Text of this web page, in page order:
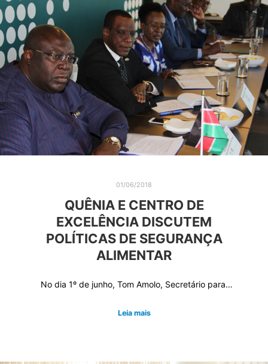
01/06/2018
QUÊNIA E CENTRO DE
EXCELÊNCIA DISCUTEM
POLÍTICAS DE SEGURANÇA
ALIMENTAR
No dia 1º de junho, Tom Amolo, Secretário para…
Leia mais